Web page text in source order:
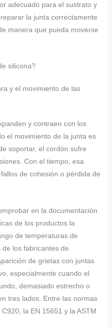
adecuado para el sustrato y
la junta correctamente
manera que pueda moverse
silicona?
y el movimiento de las
y contraen con los
el movimiento de la junta es
soportar, el cordón sufre
Con el tiempo, esa
de cohesión o pérdida de
en la documentación
de los productos la
de temperaturas de
los fabricantes de
de grietas con juntas
especialmente cuando el
demasiado estrecho o
tres lados. Entre las normas
la EN 15651 y la ASTM